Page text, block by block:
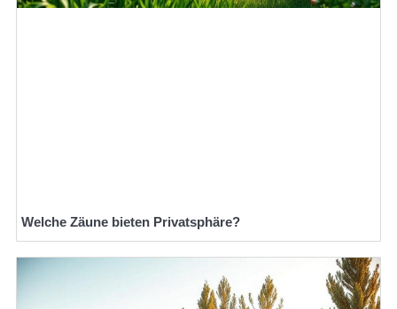
Welche Zäune bieten Privatsphäre?